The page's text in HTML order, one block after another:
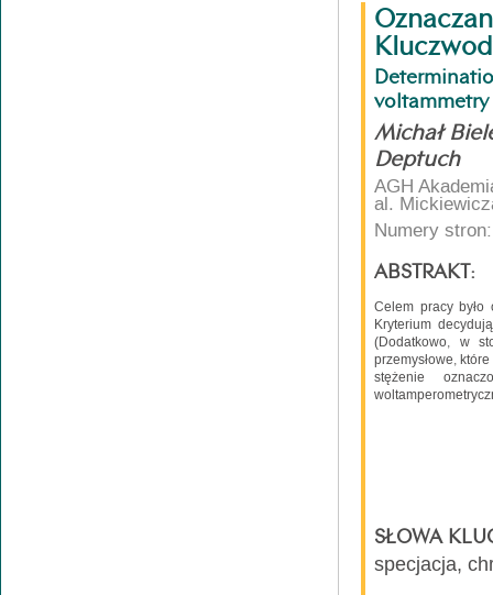
Michał
Deptuch
AGH
al.
Numery
ABSTRAKT:
Celem pracy
Kryterium
(Dodatkowo, w
przemysłowe,
stężenie
SŁOWA
specjacja,